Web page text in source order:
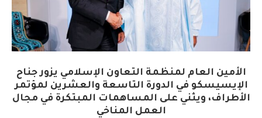
الأمين العام لمنظمة التعاون الإسلامي يزور جناح
الإيسيسكو في الدورة التاسعة والعشرين لمؤتمر
الأطراف، ويثني على المساهمات المبتكرة في مجال
العمل المناخي